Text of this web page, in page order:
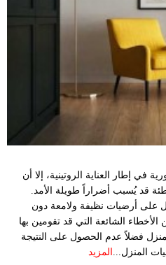
إطار العناية الروتينية، إلا أن
قد يُسبب أضراراً طويلة الأمد.
أرضيات نظيفة ولامعة دون
الشائعة التي قد تقومين بها
فضلاً عدم الحصول على النتيجة
المنزل...
المزيد